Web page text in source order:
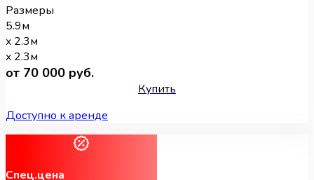
Размеры
5.9м
x 2.3м
x 2.3м
от 70 000 руб.
Купить
Доступно к аренде
Спец.цена